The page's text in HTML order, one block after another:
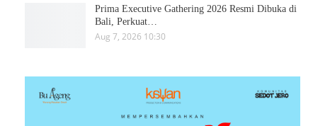
Prima Executive Gathering 2026 Resmi Dibuka di
Bali, Perkuat…
Aug 7, 2026 10:30